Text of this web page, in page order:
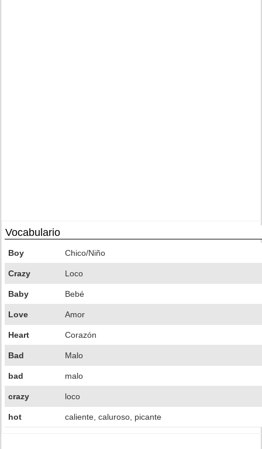
Vocabulario
Boy Chico/Niño
Crazy Loco
Baby Bebé
Love Amor
Heart Corazón
Bad Malo
bad malo
crazy loco
hot caliente, caluroso, picante